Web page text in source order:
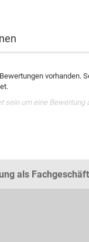
vorhanden.
sein um eine Bewertung
als